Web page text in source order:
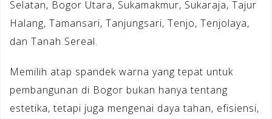
Selatan, Bogor Utara, Sukamakmur, Sukaraja, Tajur
Halang, Tamansari, Tanjungsari, Tenjo, Tenjolaya,
dan Tanah Sereal.
Memilih atap spandek warna yang tepat untuk
pembangunan di Bogor bukan hanya tentang
estetika, tetapi juga mengenai daya tahan, efisiensi,